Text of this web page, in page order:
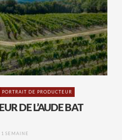
PORTRAIT DE PRODUCTEUR
DE L’AUDE BAT
SEMAINE